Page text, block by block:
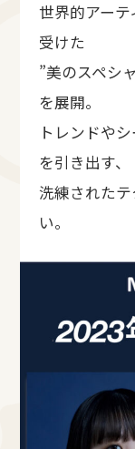
世界的アー
受けた
”美のスペシ
を展開。
トレンドや
を引き出す、
洗練された
い。